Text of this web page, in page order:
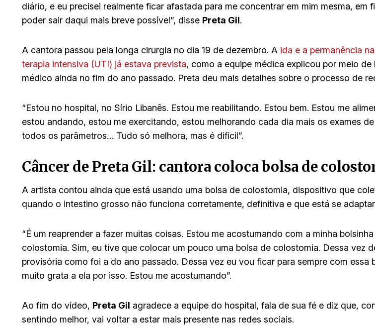
diário, e eu precisei realmente ficar afastada para me concentrar em mim mesma, em
poder sair daqui mais breve possível”, disse Preta Gil.
A cantora passou pela longa cirurgia no dia 19 de dezembro. A ida e a permanência
terapia intensiva (UTI) já estava prevista, como a equipe médica explicou por meio de
médico ainda no fim do ano passado. Preta deu mais detalhes sobre o processo de
“Estou no hospital, no Sírio Libanês. Estou me reabilitando. Estou bem. Estou me
estou andando, estou me exercitando, estou melhorando cada dia mais os exames
todos os parâmetros… Tudo só melhora, mas é difícil”.
Câncer de Preta Gil: cantora coloca bolsa de
A artista contou ainda que está usando uma bolsa de colostomia, dispositivo que
quando o intestino grosso não funciona corretamente, definitiva e que está se
“É um reaprender a fazer muitas coisas. Estou me acostumando com a minha
colostomia. Sim, eu tive que colocar um pouco uma bolsa de colostomia. Dessa vez
provisória como foi a do ano passado. Dessa vez eu vou ficar para sempre com essa
muito grata a ela por isso. Estou me acostumando”.
Ao fim do vídeo, Preta Gil agradece a equipe do hospital, fala de sua fé e diz que,
sentindo melhor, vai voltar a estar mais presente nas redes sociais.